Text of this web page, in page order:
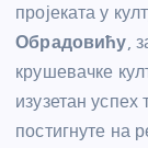
пројеката у
Обрадовићу,
крушевачке
изузетан
постигнуте на